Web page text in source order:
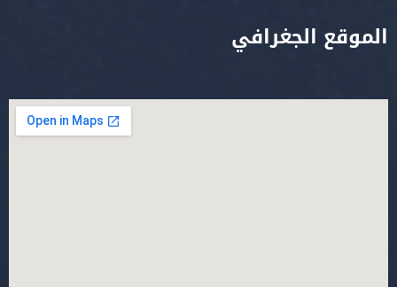
الموقع الجغرافي